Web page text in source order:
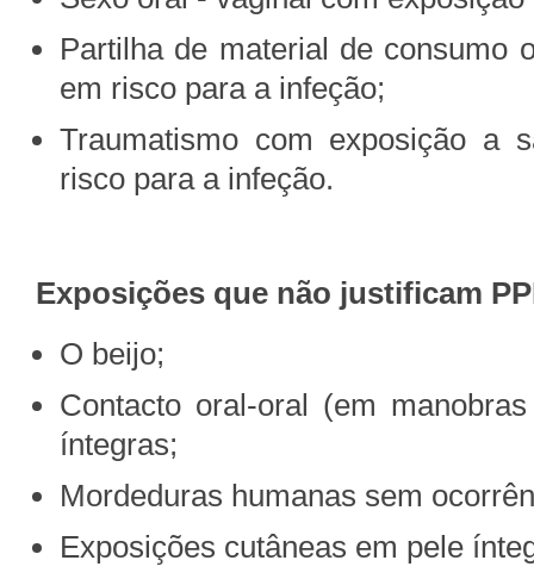
Partilha de material de consumo
em risco para a infeção;
Traumatismo com exposição a
risco para a infeção.
Exposições que não justificam
O beijo;
Contacto oral-oral (em
íntegras;
Mordeduras humanas sem
Exposições cutâneas em pele